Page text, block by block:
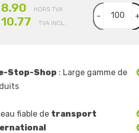
HORS TVA
TVA INCL.
-
Stop-Shop : Large gamme de
fiable de transport